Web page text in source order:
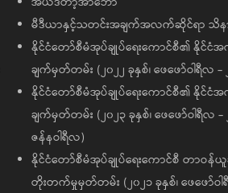
မီဒီယာနှင့်သတင်းအချက်အလက်ဆိုင်ရာ သိ
နိုင်ငံတော်စီမံအုပ်ချုပ်ရေးကောင်စီ၏ နိုင်ငံ
ချက်မှတ်တမ်း (၂၀၂၂ ခုနှစ်၊ ဖေဖော်ဝါရီလ -
နိုင်ငံတော်စီမံအုပ်ချုပ်ရေးကောင်စီ၏ နိုင်ငံ
ချက်မှတ်တမ်း (၂၀၂၃ ခုနှစ်၊ ဖေဖော်ဝါရီလ -
ဇန်နဝါရီလ)
နိုင်ငံတော်စီမံအုပ်ချုပ်ရေးကောင်စီ တာဝ
တိုးတက်မှုမှတ်တမ်း (၂၀၂၁ ခုနှစ်၊ ဖေဖော်ဝါ